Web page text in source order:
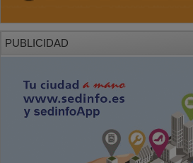
PUBLICIDAD